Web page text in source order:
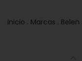
Inicio . Marcas . Belen